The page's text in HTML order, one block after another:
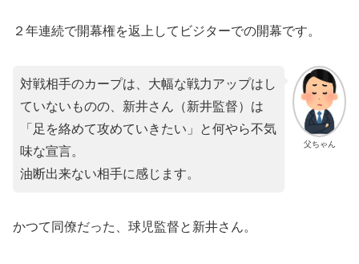
２年連続で開幕権を返上してビジターでの開幕です。
父ちゃん
対戦相手のカープは、大幅な戦力アップはし
ていないものの、新井さん（新井監督）は
「足を絡めて攻めていきたい」と何やら不気
味な宣言。
油断出来ない相手に感じます。
かつて同僚だった、球児監督と新井さん。